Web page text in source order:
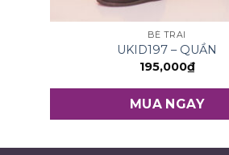
BÉ TRAI
UKID197 – QUẦN
195,000₫
MUA NGAY